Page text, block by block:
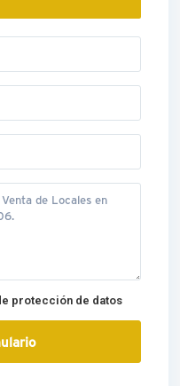
protección de datos